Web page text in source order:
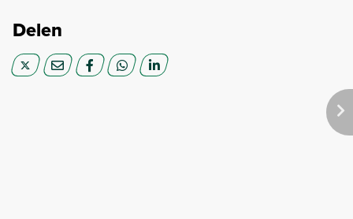
Delen